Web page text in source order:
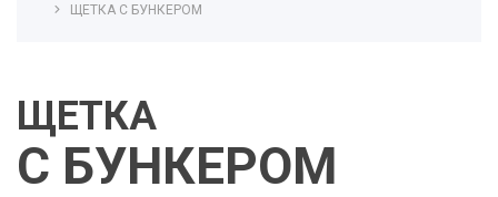
ЩЕТКА С БУНКЕРОМ
ЩЕТКА
С БУНКЕРОМ